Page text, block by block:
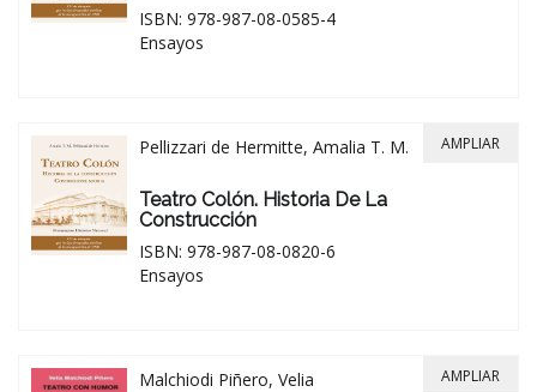
ISBN: 978-987-08-0585-4
Ensayos
Pellizzari de Hermitte, Amalia T. M.
Teatro Colón. Historia De La
Construcción
ISBN: 978-987-08-0820-6
Ensayos
AMPLIAR
Malchiodi Piñero, Velia AMPLIAR